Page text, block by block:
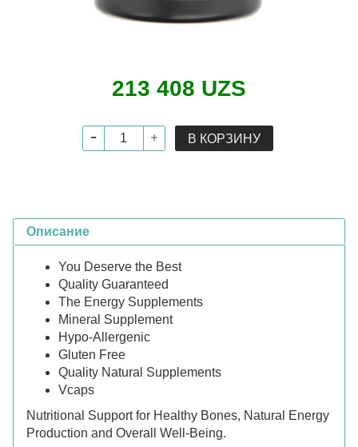
213 408 UZS
В КОРЗИНУ
Описание
You Deserve the Best
Quality Guaranteed
The Energy Supplements
Mineral Supplement
Hypo-Allergenic
Gluten Free
Quality Natural Supplements
Vcaps
Nutritional Support for Healthy Bones, Natural Energy
Production and Overall Well-Being.